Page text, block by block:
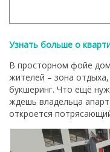
Узнать больше о
В просторном фойе
жителей – зона отдыха,
букшеринг. Что ещё
ждёшь владельца
откроется